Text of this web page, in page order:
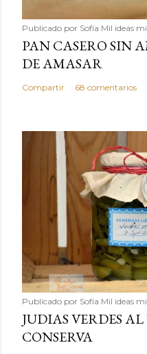
Publicado por Sofía Mil ideas
PAN CASERO SIN
DE AMASAR
Compartir 68 comentarios
Publicado por Sofía Mil ideas
JUDIAS VERDES
CONSERVA